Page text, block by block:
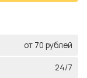
от 70 рублей
24/7